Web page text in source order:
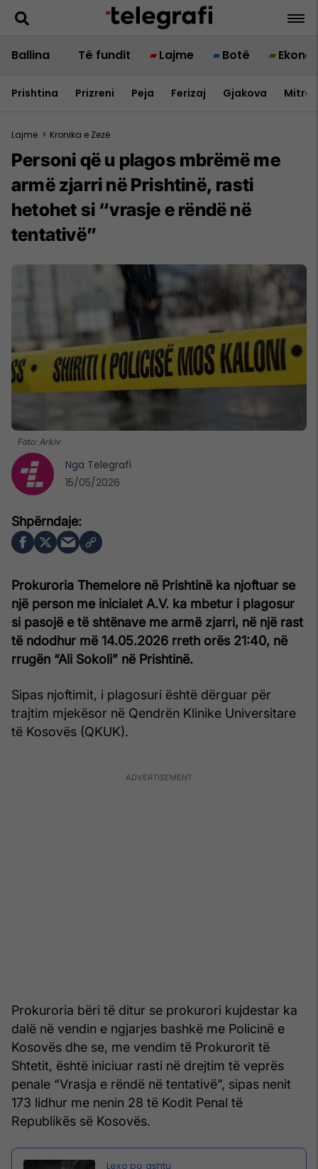
Ballina Të fundit Lajme Botë
Prishtina Prizreni Peja Ferizaj Gjakova
Lajme > Kronika e Zezë
Personi që u plagos mbrëmë me
armë zjarri në Prishtinë, rasti
hetohet si “vrasje e rëndë në
tentativë”
Foto: Arkiv
Prokuroria Themelore në Prishtinë ka njoftuar se
një person me inicialet A.V. ka mbetur i plagosur
si pasojë e të shtënave me armë zjarri, në një rast
të ndodhur më 14.05.2026 rreth orës 21:40, në
rrugën “Ali Sokoli” në Prishtinë.
Sipas njoftimit, i plagosuri është dërguar për
trajtim mjekësor në Qendrën Klinike Universitare
të Kosovës (QKUK).
Prokuroria bëri të ditur se prokurori kujdestar ka
dalë në vendin e ngjarjes bashkë me Policinë e
Kosovës dhe se, me vendim të Prokurorit të
Shtetit, është iniciuar rasti në drejtim të veprës
penale “Vrasja e rëndë në tentativë”, sipas nenit
173 lidhur me nenin 28 të Kodit Penal të
Republikës së Kosovës.
Nga Telegrafi
15/05/2026